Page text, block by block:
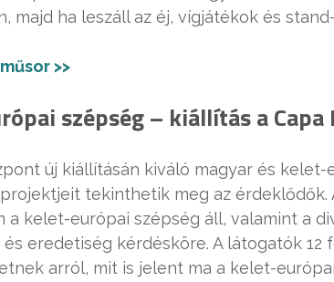
majd ha leszáll az éj, vígjátékok és
>>
szépség – kiállítás a
új kiállításán kiváló magyar és
tekinthetik meg az
a kelet-európai szépség áll, valamint a
eredetiség kérdésköre. A látogatók
arról, mit is jelent ma a kelet-